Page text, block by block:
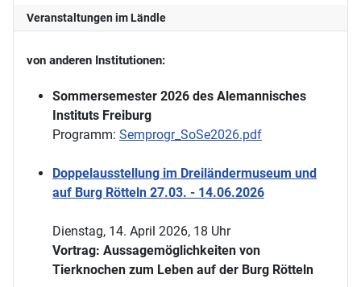
Veranstaltungen im Ländle
von anderen Institutionen:
Sommersemester 2026 des Alemannisches
Instituts Freiburg
Programm: Semprogr_SoSe2026.pdf
Doppelausstellung im Dreiländermuseum und
auf Burg Rötteln 27.03. - 14.06.2026
Dienstag, 14. April 2026, 18 Uhr
Vortrag: Aussagemöglichkeiten von
Tierknochen zum Leben auf der Burg Rötteln